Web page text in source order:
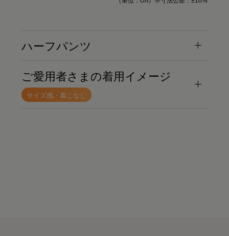
ハーフパンツ
ご愛用者さまの着用イメージ
サイズ感・着こなし